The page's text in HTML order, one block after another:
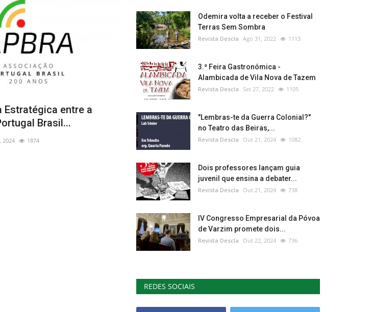
Estratégica entre a
Brasil...
2024 1874
Odemira volta a receber o Festival
Terras Sem Sombra
Revista Descla Ago 31, 2022 1113
3.ª Feira Gastronómica -
Alambicada de Vila Nova de Tazem
Revista Descla Set 27, 2022 1105
"Lembras-te da Guerra Colonial?"
no Teatro das Beiras,...
Revista Descla Out 21, 2024 1082
Dois professores lançam guia
juvenil que ensina a debater...
Revista Descla Out 21, 2024 738
IV Congresso Empresarial da Póvoa
de Varzim promete dois...
Revista Descla Out 22, 2024 736
REDES SOCIAIS